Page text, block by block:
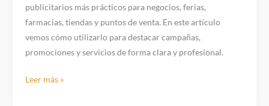
tu
Negocio
publicitarios más prácticos para negocios, ferias,
farmacias, tiendas y puntos de venta. En este artículo
vemos cómo utilizarlo para destacar campañas,
promociones y servicios de forma clara y profesional.
Roll
Leer más »